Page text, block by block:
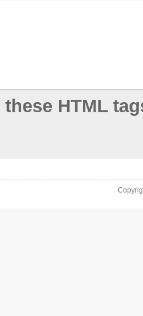
these HTML